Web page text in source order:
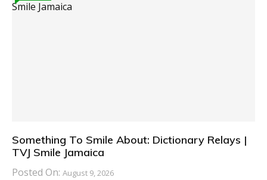
Something To Smile About: Dictionary Relays |
TVJ Smile Jamaica
Posted On: August 9, 2026